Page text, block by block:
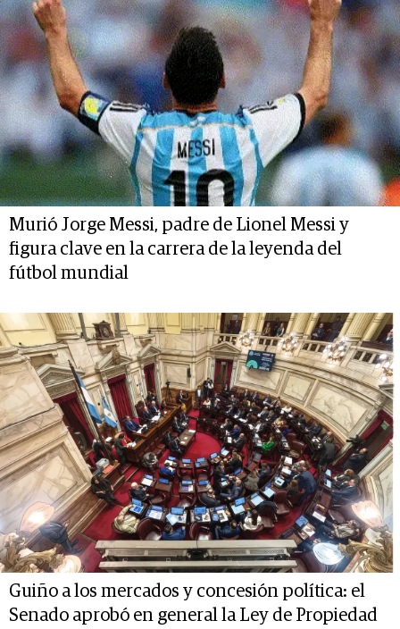
Murió Jorge Messi, padre de Lionel Messi y
figura clave en la carrera de la leyenda del
fútbol mundial
Guiño a los mercados y concesión política: el
Senado aprobó en general la Ley de Propiedad